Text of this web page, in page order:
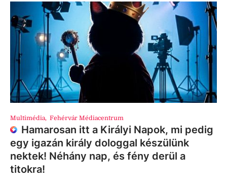
Multimédia, Fehérvár Médiacentrum
Hamarosan itt a Királyi Napok, mi pedig
egy igazán király dologgal készülünk
nektek! Néhány nap, és fény derül a
titokra!